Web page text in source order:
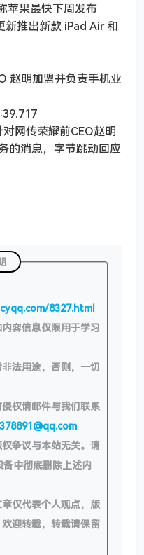
苹果最快下周发布
新推出新款 iPad Air 和
赵明加盟并负责手机业
网传荣耀前CEO赵明
的消息，字节跳动回应
8327.html
容信息仅限用于学习
法用途，否则，一切
权请邮件与我们联系
争议与本站无关。请
中彻底删除上述内
仅代表个人观点，版
迎转载，转载请保留